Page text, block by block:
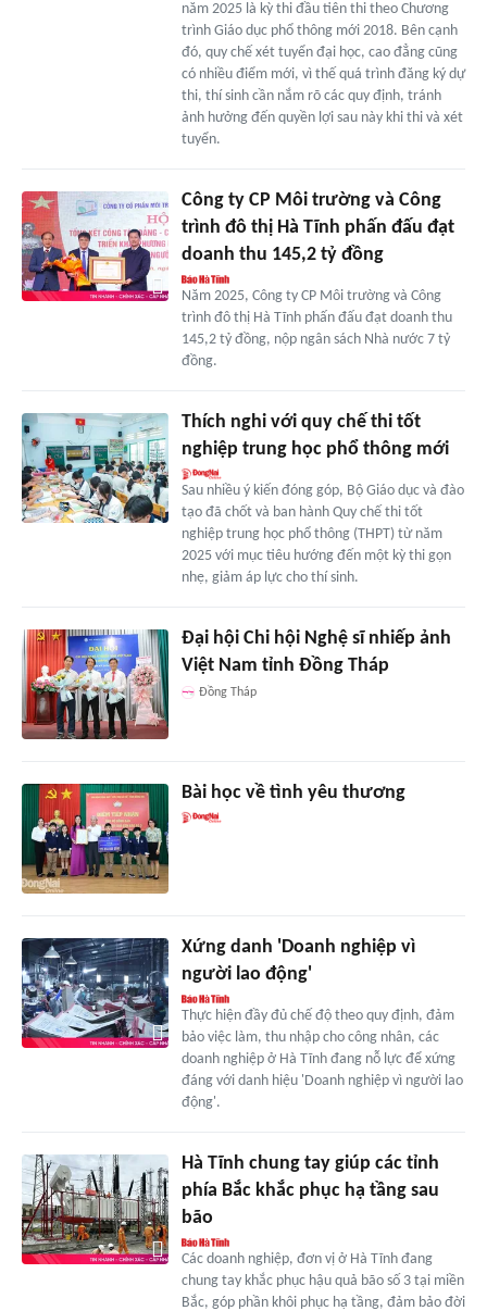
năm 2025 là kỳ thi đầu tiên thi theo Chương
trình Giáo dục phổ thông mới 2018. Bên cạnh
đó, quy chế xét tuyển đại học, cao đẳng cũng
có nhiều điểm mới, vì thế quá trình đăng ký dự
thi, thí sinh cần nắm rõ các quy định, tránh
ảnh hưởng đến quyền lợi sau này khi thi và xét
tuyển.
Công ty CP Môi trường và Công
trình đô thị Hà Tĩnh phấn đấu đạt
doanh thu 145,2 tỷ đồng
Năm 2025, Công ty CP Môi trường và Công
trình đô thị Hà Tĩnh phấn đấu đạt doanh thu
145,2 tỷ đồng, nộp ngân sách Nhà nước 7 tỷ
đồng.
Thích nghi với quy chế thi tốt
nghiệp trung học phổ thông mới
Sau nhiều ý kiến đóng góp, Bộ Giáo dục và đào
tạo đã chốt và ban hành Quy chế thi tốt
nghiệp trung học phổ thông (THPT) từ năm
2025 với mục tiêu hướng đến một kỳ thi gọn
nhẹ, giảm áp lực cho thí sinh.
Đại hội Chi hội Nghệ sĩ nhiếp ảnh
Việt Nam tỉnh Đồng Tháp
Đồng Tháp
Bài học về tình yêu thương
Xứng danh 'Doanh nghiệp vì
người lao động'
Thực hiện đầy đủ chế độ theo quy định, đảm
bảo việc làm, thu nhập cho công nhân, các
doanh nghiệp ở Hà Tĩnh đang nỗ lực để xứng
đáng với danh hiệu 'Doanh nghiệp vì người lao
động'.
Hà Tĩnh chung tay giúp các tỉnh
phía Bắc khắc phục hạ tầng sau
bão
Các doanh nghiệp, đơn vị ở Hà Tĩnh đang
chung tay khắc phục hậu quả bão số 3 tại miền
Bắc, góp phần khôi phục hạ tầng, đảm bảo đời